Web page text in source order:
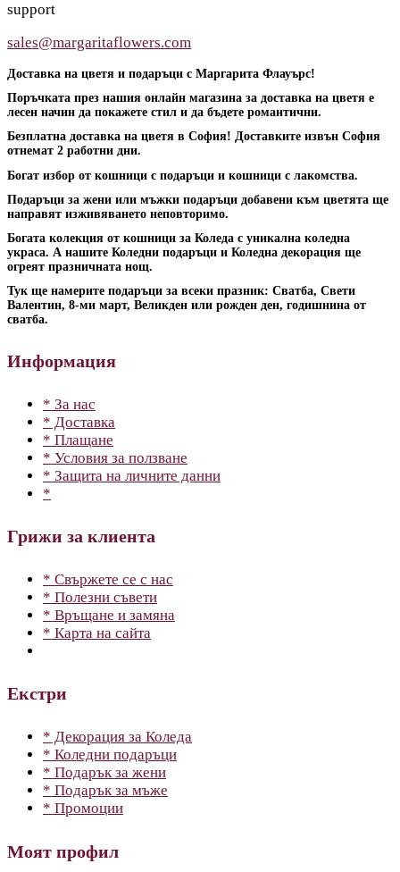
support
sales@margaritaflowers.com
Доставка на цветя и подаръци с Маргарита Флауърс!
Поръчката през нашия онлайн магазина за доставка на цветя е
лесен начин да покажете стил и да бъдете романтични.
Безплатна доставка на цветя в София! Доставките извън София
отнемат 2 работни дни.
Богат избор от кошници с подаръци и кошници с лакомства.
Подаръци за жени или мъжки подаръци добавени към цветята ще
направят изживяването неповторимо.
Богата колекция от кошници за Коледа с уникална коледна
украса. А нашите Коледни подаръци и Коледна декорация ще
огреят празничната нощ.
Тук ще намерите подаръци за всеки празник: Сватба, Свети
Валентин, 8-ми март, Великден или рожден ден, годишнина от
сватба.
Информация
* За нас
* Доставка
* Плащане
* Условия за ползване
* Защита на личните данни
*
Грижи за клиента
* Свържете се с нас
* Полезни съвети
* Връщане и замяна
* Карта на сайта
Екстри
* Декорация за Коледа
* Коледни подаръци
* Подарък за жени
* Подарък за мъже
* Промоции
Моят профил